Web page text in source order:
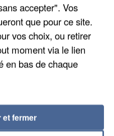
accepter". Vos
que pour ce site.
vos choix, ou retirer
moment via le lien
en bas de chaque
fermer